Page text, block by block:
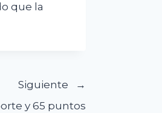
que la
Siguiente
y 65 puntos